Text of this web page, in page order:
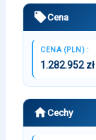
Cena
CENA (PLN) :
1.282.952 zł
Cechy